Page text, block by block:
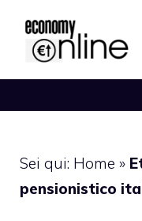
contenuto
Sei qui: Home »
pensionistico